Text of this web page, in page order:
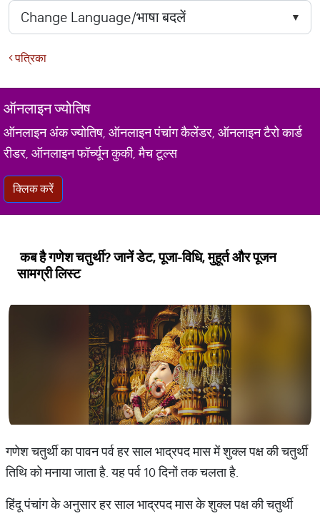
पत्रिका
ऑनलाइन ज्योतिष
ऑनलाइन अंक ज्योतिष, ऑनलाइन पंचांग कैलेंडर, ऑनलाइन टैरो कार्ड
रीडर, ऑनलाइन फॉर्च्यून कुकी, मैच टूल्स
क्लिक करें
कब है गणेश चतुर्थी? जानें डेट, पूजा-विधि, मुहूर्त और पूजन
सामग्री लिस्ट
गणेश चतुर्थी का पावन पर्व हर साल भाद्रपद मास में शुक्ल पक्ष की चतुर्थी
तिथि को मनाया जाता है. यह पर्व 10 दिनों तक चलता है.
हिंदू पंचांग के अनुसार हर साल भाद्रपद मास के शुक्ल पक्ष की चतुर्थी